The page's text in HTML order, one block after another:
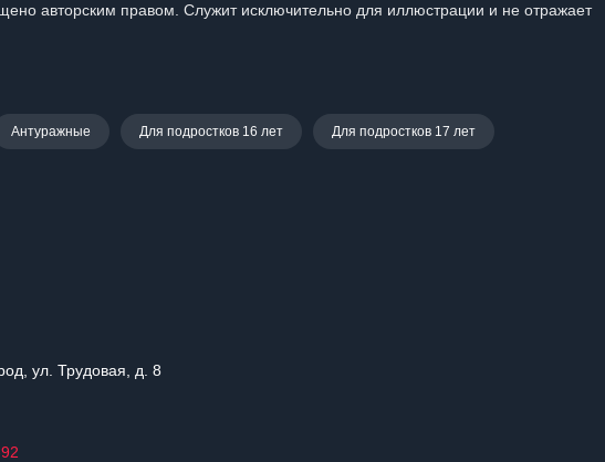
авторским правом. Служит исключительно для иллюстрации и не отражает
Антуражные Для подростков 16 лет Для подростков 17 лет
ул. Трудовая, д. 8